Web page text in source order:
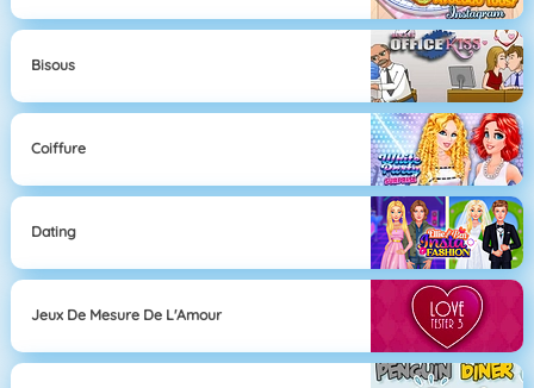
Bisous
Coiffure
Dating
Jeux De Mesure De L'Amour